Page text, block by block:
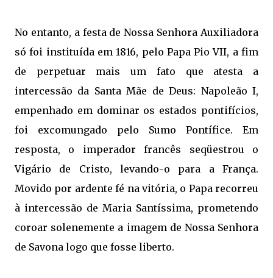
No entanto, a festa de Nossa Senhora Auxiliadora
só foi instituída em 1816, pelo Papa Pio VII, a fim
de perpetuar mais um fato que atesta a
intercessão da Santa Mãe de Deus: Napoleão I,
empenhado em dominar os estados pontifícios,
foi excomungado pelo Sumo Pontífice. Em
resposta, o imperador francês seqüestrou o
Vigário de Cristo, levando-o para a França.
Movido por ardente fé na vitória, o Papa recorreu
à intercessão de Maria Santíssima, prometendo
coroar solenemente a imagem de Nossa Senhora
de Savona logo que fosse liberto.